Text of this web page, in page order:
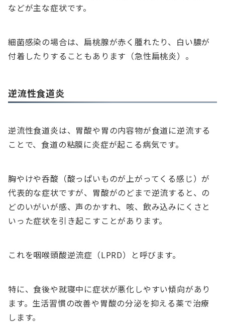
などが主な症状です。
細菌感染の場合は、扁桃腺が赤く腫れたり、白い膿が
付着したりすることもあります（急性扁桃炎）。
逆流性食道炎
逆流性食道炎は、胃酸や胃の内容物が食道に逆流する
ことで、食道の粘膜に炎症が起こる病気です。
胸やけや呑酸（酸っぱいものが上がってくる感じ）が
代表的な症状ですが、胃酸がのどまで逆流すると、の
どのいがいが感、声のかすれ、咳、飲み込みにくさと
いった症状を引き起こすことがあります。
これを咽喉頭酸逆流症（LPRD）と呼びます。
特に、食後や就寝中に症状が悪化しやすい傾向があり
ます。生活習慣の改善や胃酸の分泌を抑える薬で治療
します。